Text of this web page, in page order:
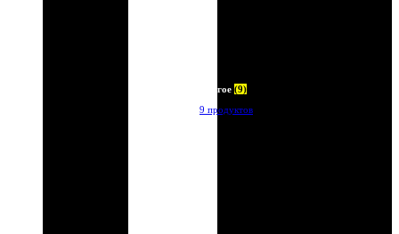
Другое (9)
9 продуктов